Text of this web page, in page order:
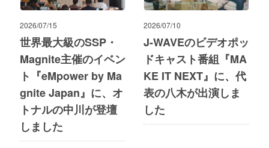
2026/07/15
世界最大級のSSP・
Magnite主催のイベン
ト『eMpower by Ma
gnite Japan』に、オ
トナルの中川が登壇
しました
2026/07/10
J-WAVEのビデオポッ
ドキャスト番組『MA
KE IT NEXT』に、代
表の八木が出演しま
した